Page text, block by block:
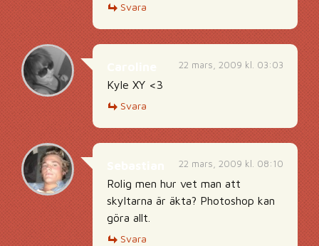
Svara
22 mars, 2009 kl. 03:03
Kyle XY <3
Svara
22 mars, 2009 kl. 08:10
Rolig men hur vet man att
skyltarna är äkta? Photoshop kan
göra allt.
Svara